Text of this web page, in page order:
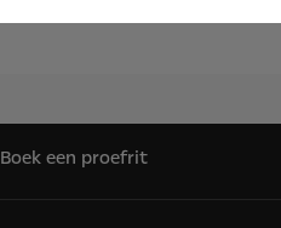
Boek een proefrit